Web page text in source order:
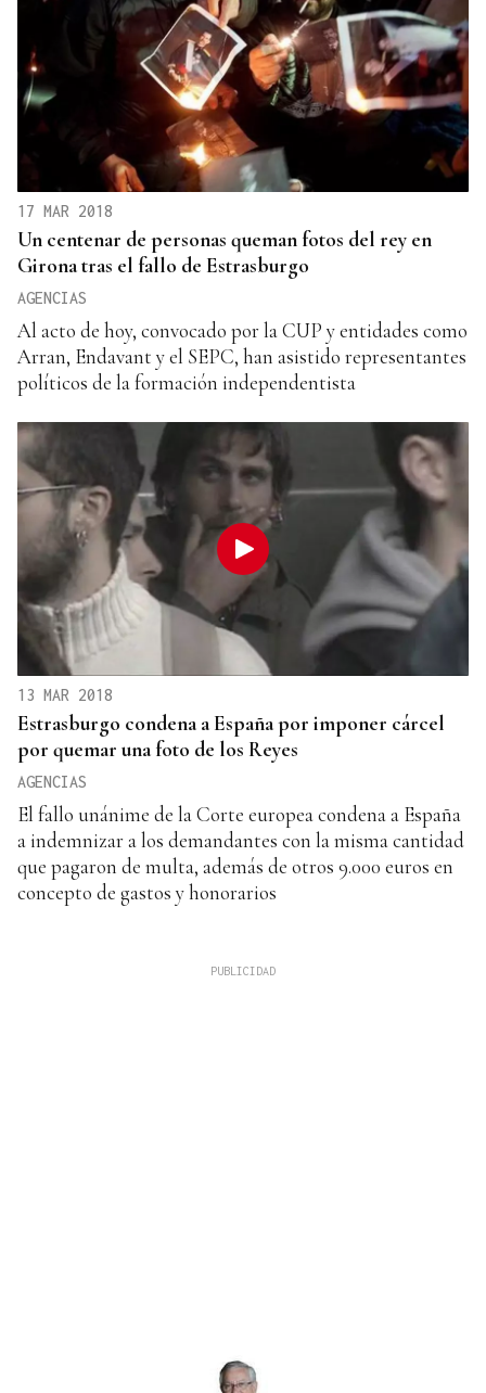
17 MAR 2018
Un centenar de personas queman fotos del rey en
Girona tras el fallo de Estrasburgo
AGENCIAS
Al acto de hoy, convocado por la CUP y entidades como
Arran, Endavant y el SEPC, han asistido representantes
políticos de la formación independentista
13 MAR 2018
Estrasburgo condena a España por imponer cárcel
por quemar una foto de los Reyes
AGENCIAS
El fallo unánime de la Corte europea condena a España
a indemnizar a los demandantes con la misma cantidad
que pagaron de multa, además de otros 9.000 euros en
concepto de gastos y honorarios